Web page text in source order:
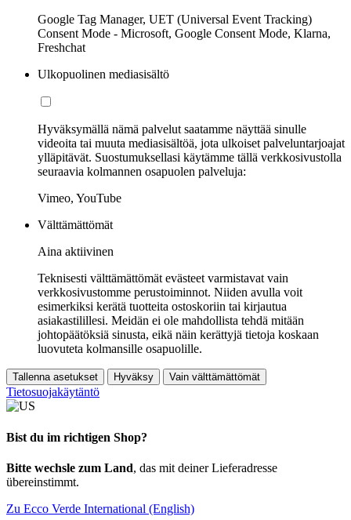
Google Tag Manager, UET (Universal Event Tracking)
Consent Mode - Microsoft, Google Consent Mode, Klarna,
Freshchat
Ulkopuolinen mediasisältö
Hyväksymällä nämä palvelut saatamme näyttää sinulle
videoita tai muuta mediasisältöä, jota ulkoiset palveluntarjoajat
ylläpitävät. Suostumuksellasi käytämme tällä verkkosivustolla
seuraavia kolmannen osapuolen palveluja:
Vimeo, YouTube
Välttämättömät
Aina aktiivinen
Teknisesti välttämättömät evästeet varmistavat vain
verkkosivustomme perustoiminnot. Niiden avulla voit
esimerkiksi kerätä tuotteita ostoskoriin tai kirjautua
asiakastilillesi. Meidän ei ole mahdollista tehdä mitään
johtopäätöksiä sinusta, eikä näin kerättyjä tietoja koskaan
luovuteta kolmansille osapuolille.
Tallenna asetukset Hyväksy Vain välttämättömät
Tietosuojakäytäntö
Bist du im richtigen Shop?
Bitte wechsle zum Land, das mit deiner Lieferadresse
übereinstimmt.
Zu Ecco Verde International (English)